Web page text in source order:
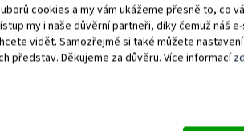
cookies a my vám ukážeme přesně to, co
my i naše důvěrní partneři, díky čemuž náš
vidět. Samozřejmě si také můžete
představ. Děkujeme za důvěru. Více informací